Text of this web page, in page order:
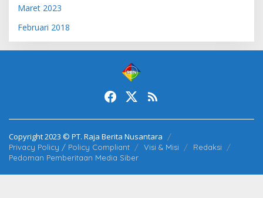
Maret 2023
Februari 2018
Copyright 2023 © PT. Raja Berita Nusantara
Privacy Policy / Policy Compliant Visi & Misi
Redaksi
Pedoman Pemberitaan Media Siber